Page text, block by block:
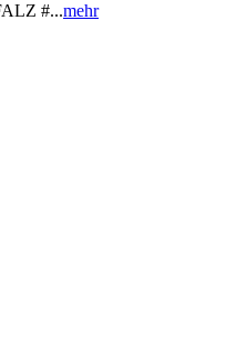
#...mehr